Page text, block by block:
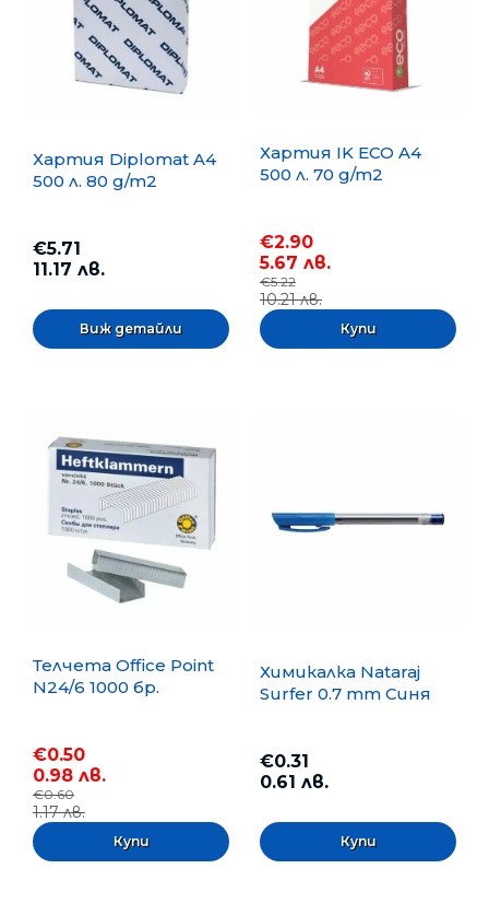
Хартия Diplomat A4
500 л. 80 g/m2
€5.71
11.17 лв.
Виж детайли
Хартия IK ECO A4
500 л. 70 g/m2
€2.90
5.67 лв.
€5.22
10.21 лв.
Телчета Office Point
N24/6 1000 бр.
€0.50
0.98 лв.
€0.60
1.17 лв.
Химикалка Nataraj
Surfer 0.7 mm Синя
€0.31
0.61 лв.